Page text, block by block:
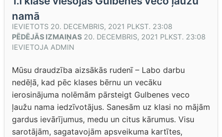
namā
IEVIETOTS 20. DECEMBRIS, 2021 PLKST. 23:08
PĒDĒJĀS IZMAIŅAS 20. DECEMBRIS, 2021 PLKST. 23:08
IEVIETOJA ADMIN
Mūsu draudzība aizsākās rudenī – Labo darbu
nedēļā, kad pēc klases bērnu un vecāku
ierosinājuma nolēmām pārsteigt Gulbenes veco
ļaužu nama iedzīvotājus. Sanesām uz klasi no mājām
gardus ievārījumus, medu un citus kārumus. Visu
sarotājām, sagatavojām apsveikuma kartītes,